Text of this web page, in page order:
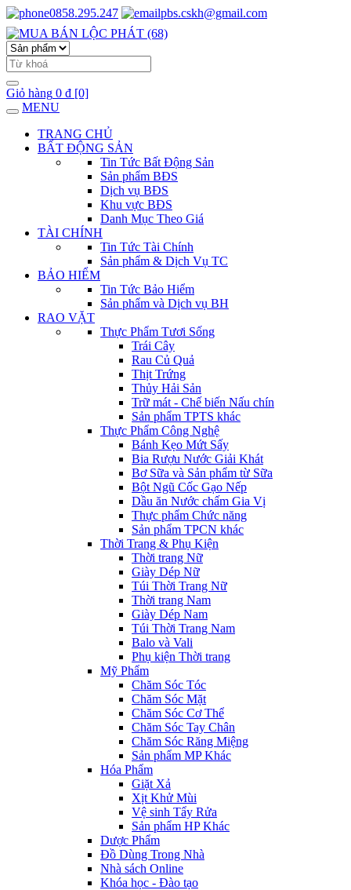
0858.295.247 pbs.cskh@gmail.com
Giỏ hàng 0 đ [0]
MENU
TRANG CHỦ
BẤT ĐỘNG SẢN
Tin Tức Bất Động Sản
Sản phẩm BĐS
Dịch vụ BĐS
Khu vực BĐS
Danh Mục Theo Giá
TÀI CHÍNH
Tin Tức Tài Chính
Sản phẩm & Dịch Vụ TC
BẢO HIỂM
Tin Tức Bảo Hiểm
Sản phẩm và Dịch vụ BH
RAO VẶT
Thực Phẩm Tươi Sống
Trái Cây
Rau Củ Quả
Thịt Trứng
Thủy Hải Sản
Trữ mát - Chế biến Nấu chín
Sản phẩm TPTS khác
Thực Phẩm Công Nghệ
Bánh Kẹo Mứt Sấy
Bia Rượu Nước Giải Khát
Bơ Sữa và Sản phẩm từ Sữa
Bột Ngũ Cốc Gạo Nếp
Dầu ăn Nước chấm Gia Vị
Thực phẩm Chức năng
Sản phẩm TPCN khác
Thời Trang & Phụ Kiện
Thời trang Nữ
Giày Dép Nữ
Túi Thời Trang Nữ
Thời trang Nam
Giày Dép Nam
Túi Thời Trang Nam
Balo và Vali
Phụ kiện Thời trang
Mỹ Phẩm
Chăm Sóc Tóc
Chăm Sóc Mặt
Chăm Sóc Cơ Thể
Chăm Sóc Tay Chân
Chăm Sóc Răng Miệng
Sản phẩm MP Khác
Hóa Phẩm
Giặt Xả
Xịt Khử Mùi
Vệ sinh Tẩy Rửa
Sản phẩm HP Khác
Dược Phẩm
Đồ Dùng Trong Nhà
Nhà sách Online
Khóa học - Đào tạo